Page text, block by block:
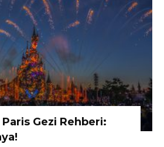
Gezi Rehberi: